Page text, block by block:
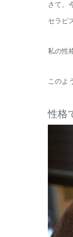
さて。
セラピ
私の性
このよ
性格